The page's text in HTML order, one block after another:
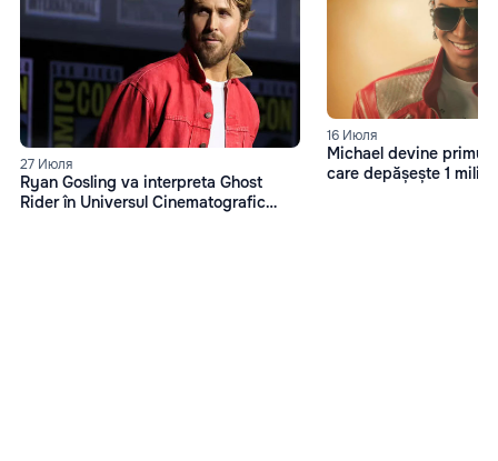
27 Июля
Ryan Gosling va interpreta Ghost
Rider în Universul Cinematografic
16 Июля
Michael devine primul
care depășește 1